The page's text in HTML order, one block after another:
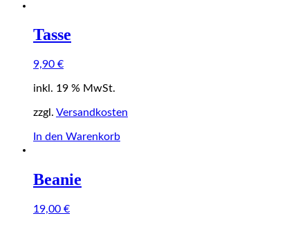
Tasse
9,90 €
inkl. 19 % MwSt.
zzgl. Versandkosten
In den Warenkorb
Beanie
19,00 €